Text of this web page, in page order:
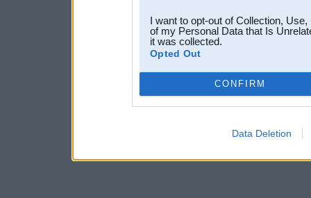
I want to opt-out of Collection,
of my Personal Data that Is
it was collected.
Opted Out
CONFIRM
Data Deletion